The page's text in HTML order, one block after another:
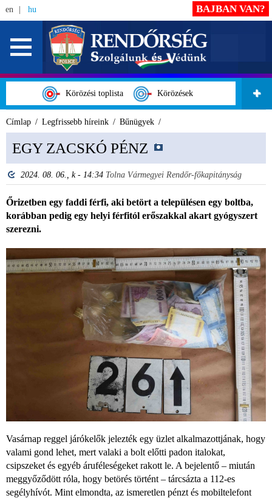
en hu
Körözési toplista Körözések
BAJBAN VAN?
Címlap Legfrissebb híreink Bűnügyek
EGY ZACSKÓ PÉNZ
2024. 08. 06., k - 14:34 Tolna Vármegyei Rendőr-főkapitányság
Őrizetben egy faddi férfi, aki betört a településen egy boltba,
korábban pedig egy helyi férfitól erőszakkal akart gyógyszert
szerezni.
Vasárnap reggel járókelők jelezték egy üzlet alkalmazottjának, hogy
valami gond lehet, mert valaki a bolt előtti padon italokat,
csipszeket és egyéb áruféleségeket rakott le. A bejelentő – miután
meggyőződött róla, hogy betörés történt – tárcsázta a 112-es
segélyhívót. Mint elmondta, az ismeretlen pénzt és mobiltelefont